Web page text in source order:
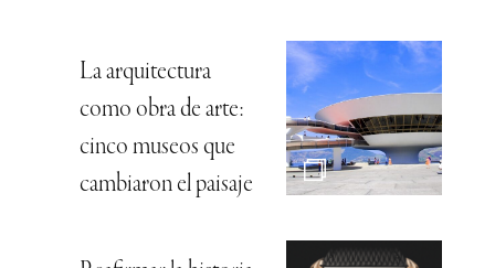
La arquitectura
como obra de arte:
cinco museos que
cambiaron el paisaje